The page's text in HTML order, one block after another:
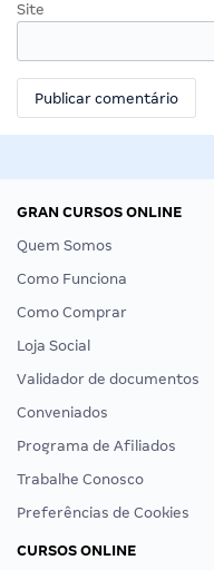
Site
GRAN CURSOS ONLINE
Quem Somos
Como Funciona
Como Comprar
Loja Social
Validador de documentos
Conveniados
Programa de Afiliados
Trabalhe Conosco
Preferências de Cookies
CURSOS ONLINE